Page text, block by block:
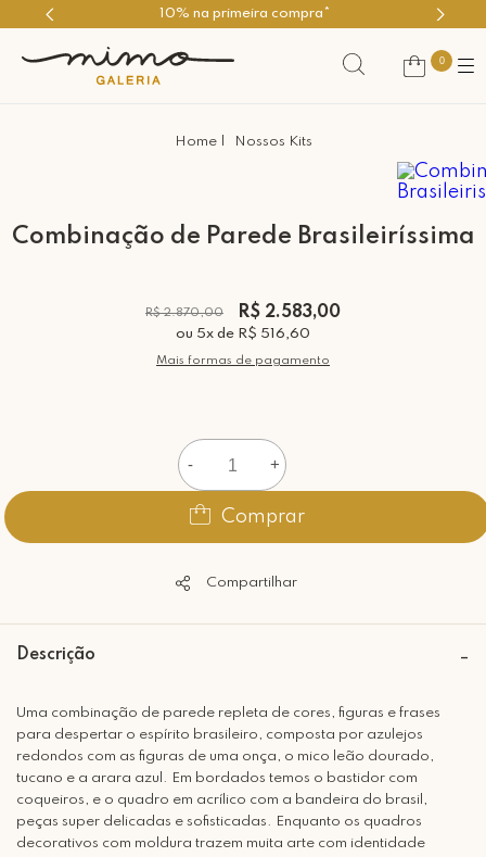
10% na primeira compra*
0
Nossos Kits
Combinação de Parede Brasileiríssima
R$ 2.870,00 R$ 2.583,00
ou 5x de R$ 516,60
Mais formas de pagamento
- +
Comprar
Compartilhar
Descrição
Uma combinação de parede repleta de cores, figuras e frases
para despertar o espírito brasileiro, composta por azulejos
redondos com as figuras de uma onça, o mico leão dourado,
tucano e a arara azul. Em bordados temos o bastidor com
coqueiros, e o quadro em acrílico com a bandeira do brasil,
peças super delicadas e sofisticadas. Enquanto os quadros
decorativos com moldura trazem muita arte com identidade